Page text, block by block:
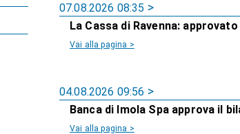
07.08.2026 08:35
La Cassa di Ravenna:
Vai alla pagina >
04.08.2026 09:56
Banca di Imola Spa approva il
Vai alla pagina >